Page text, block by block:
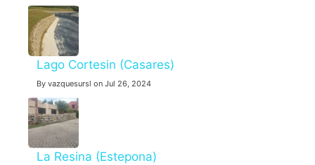
Lago Cortesin (Casares)
By vazquesursl on Jul 26, 2024
La Resina (Estepona)